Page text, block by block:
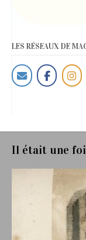
LES RÉSEAUX DE
Il était une